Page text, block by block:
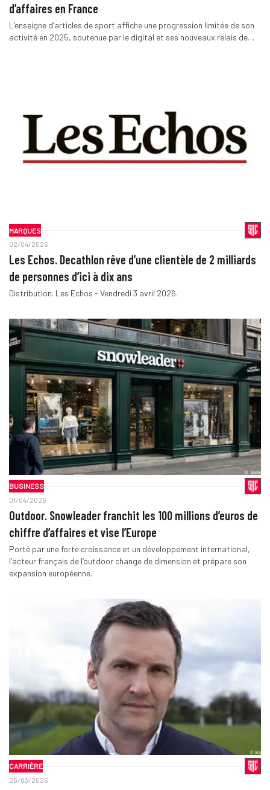
d’affaires en France
L’enseigne d’articles de sport affiche une progression limitée de son
activité en 2025, soutenue par le digital et ses nouveaux relais de…
MARQUES
02/04/2026
Les Echos. Decathlon rêve d’une clientèle de 2 milliards
de personnes d’ici à dix ans
Distribution. Les Echos - Vendredi 3 avril 2026.
BUSINESS
01/04/2026
Outdoor. Snowleader franchit les 100 millions d’euros de
chiffre d’affaires et vise l’Europe
Porté par une forte croissance et un développement international,
l’acteur français de l’outdoor change de dimension et prépare son
expansion européenne.
CARRIÈRE
26/03/2026